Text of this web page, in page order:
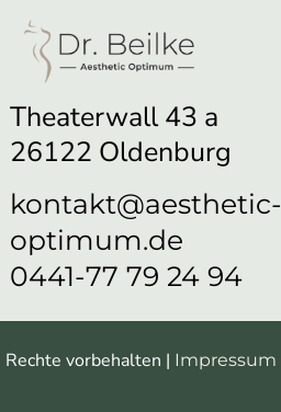
Theaterwall 43 a
26122 Oldenburg
kontakt@aesthetic-
optimum.de
0441-77 79 24 94
vorbehalten | Impressum